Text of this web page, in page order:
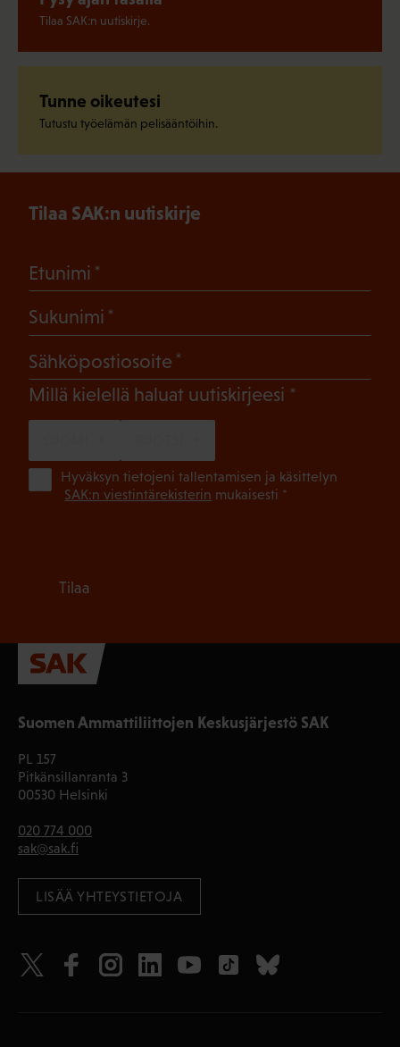
Tilaa SAK:n uutiskirje.
Tunne oikeutesi
Tutustu työelämän pelisääntöihin.
Suomen Ammattiliittojen Keskusjärjestö SAK
PL 157
Pitkänsillanranta 3
00530 Helsinki
020 774 000
sak@sak.fi
LISÄÄ YHTEYSTIETOJA
Tilaa SAK:n uutiskirje
Etunimi
Sukunimi
Sähköpostiosoite
Millä kielellä haluat uutiskirjeesi (Pakollinen)
Hyväksyn tietojeni tallentamisen ja käsittelyn
SAK:n viestintärekisterin mukaisesti *
Tilaa